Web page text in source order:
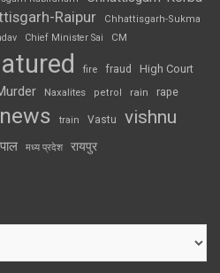
Raipur
Chhattisgarh-Sukma
Chief Minister Sai CM
fire fraud High Court
Naxalites petrol rain rape
train Vastu vishnu
मध्य प्रदेश रायपुर